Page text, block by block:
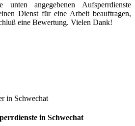
angegebenen Aufsperrdienste
Dienst für eine Arbeit beauftragen,
eine Bewertung. Vielen Dank!
in Schwechat